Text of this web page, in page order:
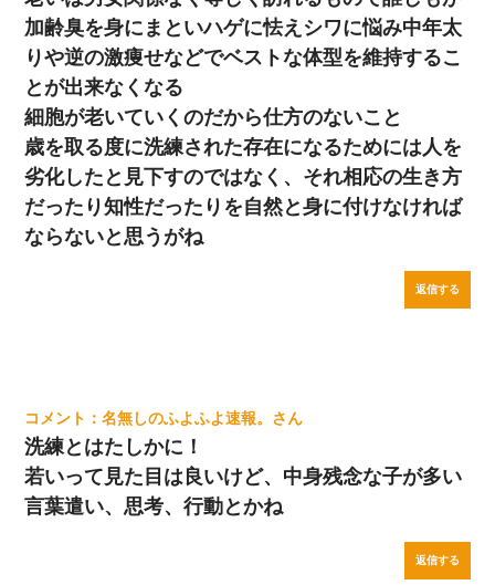
加齢臭を身にまといハゲに怯えシワに悩み中年太
りや逆の激痩せなどでベストな体型を維持するこ
とが出来なくなる
細胞が老いていくのだから仕方のないこと
歳を取る度に洗練された存在になるためには人を
劣化したと見下すのではなく、それ相応の生き方
だったり知性だったりを自然と身に付けなければ
ならないと思うがね
返信する
名無しのふよふよ速報。
洗練とはたしかに！
若いって見た目は良いけど、中身残念な子が多い
言葉遣い、思考、行動とかね
返信する